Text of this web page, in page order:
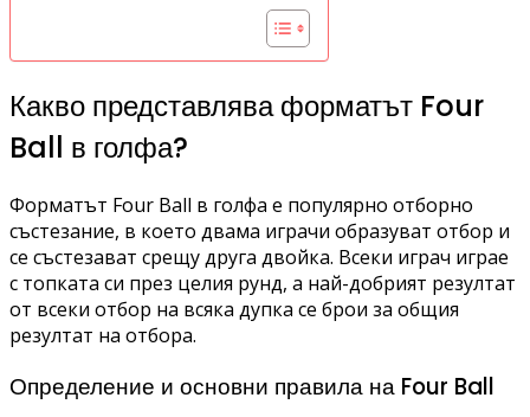
Какво представлява форматът Four
Ball в голфа?
Форматът Four Ball в голфа е популярно отборно
състезание, в което двама играчи образуват отбор и
се състезават срещу друга двойка. Всеки играч играе
с топката си през целия рунд, а най-добрият резултат
от всеки отбор на всяка дупка се брои за общия
резултат на отбора.
Определение и основни правила на Four Ball